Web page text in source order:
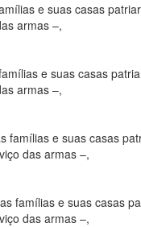
e suas casas
armas –,
e suas casas
armas –,
famílias e suas casas
das armas –,
famílias e suas casas
das armas –,